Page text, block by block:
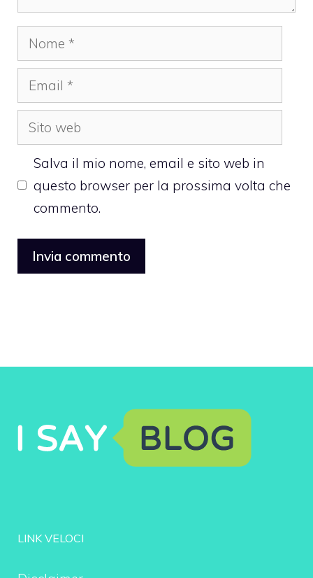
Nome
Email
Sito
web
Salva il mio nome, email e sito web in
questo browser per la prossima volta che
commento.
LINK VELOCI